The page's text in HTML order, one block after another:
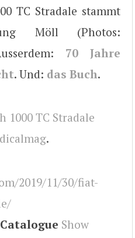
TC Stradale stammt
Möll (Photos:
70 Jahre
. Und: das Buch.
1000 TC Stradale
.
2019/11/30/fiat-
Show